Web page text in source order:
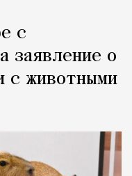
с
заявление о
с животными